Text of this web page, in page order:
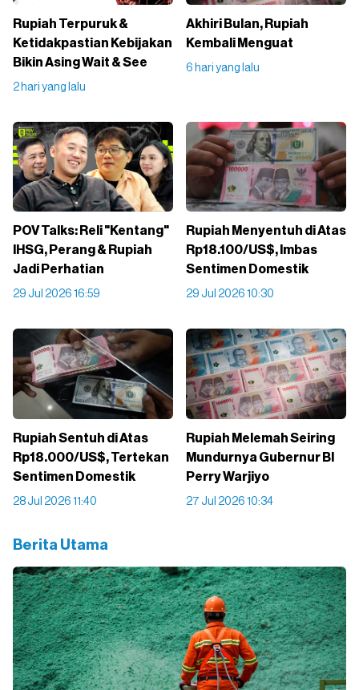
Rupiah Terpuruk &
Ketidakpastian Kebijakan
Bikin Asing Wait & See
2 hari yang lalu
Akhiri Bulan, Rupiah
Kembali Menguat
6 hari yang lalu
POV Talks: Reli "Kentang"
IHSG, Perang & Rupiah
Jadi Perhatian
29 Jul 2026 16:59
Rupiah Menyentuh di Atas
Rp18.100/US$, Imbas
Sentimen Domestik
29 Jul 2026 10:30
Rupiah Sentuh di Atas
Rp18.000/US$, Tertekan
Sentimen Domestik
28 Jul 2026 11:40
Rupiah Melemah Seiring
Mundurnya Gubernur BI
Perry Warjiyo
27 Jul 2026 10:34
Berita Utama